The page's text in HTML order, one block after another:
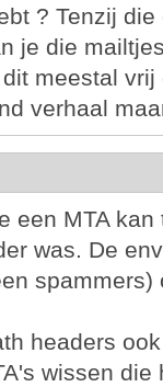
? Tenzij
je die
meestal
verhaal
een MTA
was. De
headers
wissen